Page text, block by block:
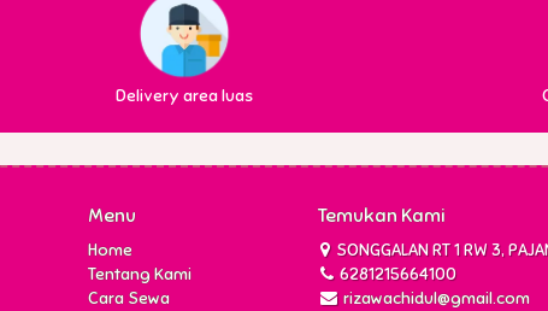
Delivery area luas
Menu
Home
Tentang Kami
Cara Sewa
Temukan Kami
SONGGALAN RT 1 RW 3,
6281215664100
rizawachidul@gmail.com